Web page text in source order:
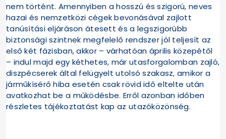
nem történt. Amennyiben a hosszú és szigorú, neves
hazai és nemzetközi cégek bevonásával zajlott
tanúsítási eljáráson átesett és a legszigorúbb
biztonsági szintnek megfelelő rendszer jól teljesít az
első két fázisban, akkor – várhatóan április közepétől
– indul majd egy kéthetes, már utasforgalomban zajló,
diszpécserek által felügyelt utolsó szakasz, amikor a
járműkísérő hiba esetén csak rövid idő eltelte után
avatkozhat be a működésbe. Erről azonban időben
részletes tájékoztatást kap az utazóközönség.